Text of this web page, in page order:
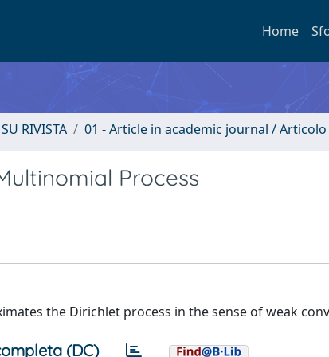
Home
RIVISTA 01 - Article in academic journal /
Process
the Dirichlet process in the sense of weak
(DC)